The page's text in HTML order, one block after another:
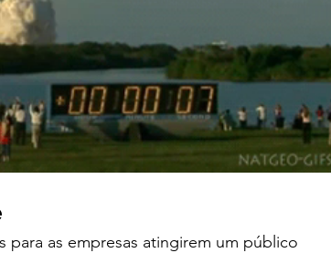
as empresas atingirem um público